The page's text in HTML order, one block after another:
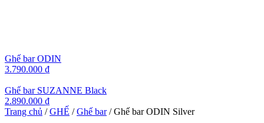
Ghế bar ODIN
3.790.000 ₫
Ghế bar SUZANNE Black
2.890.000 ₫
Trang chủ /GHẾ /Ghế bar/ Ghế bar ODIN Silver